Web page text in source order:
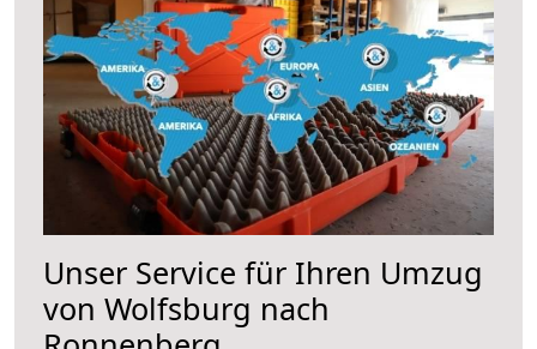
Unser Service für Ihren Umzug
von Wolfsburg nach